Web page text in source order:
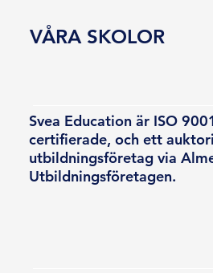
Svea Education är ISO
certifierade, och ett
utbildningsföretag via
Utbildningsföretagen.
VÅRA SKOLOR